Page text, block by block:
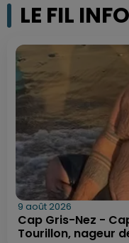
LE FIL INFO
9 août 2026
Cap Gris-Nez -
Tourillon, nageur